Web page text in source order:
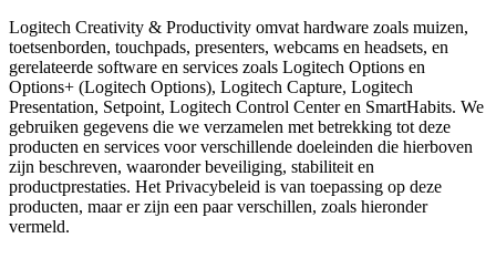
Logitech Creativity & Productivity omvat hardware zoals muizen,
toetsenborden, touchpads, presenters, webcams en headsets, en
gerelateerde software en services zoals Logitech Options en
Options+ (Logitech Options), Logitech Capture, Logitech
Presentation, Setpoint, Logitech Control Center en SmartHabits. We
gebruiken gegevens die we verzamelen met betrekking tot deze
producten en services voor verschillende doeleinden die hierboven
zijn beschreven, waaronder beveiliging, stabiliteit en
productprestaties. Het Privacybeleid is van toepassing op deze
producten, maar er zijn een paar verschillen, zoals hieronder
vermeld.